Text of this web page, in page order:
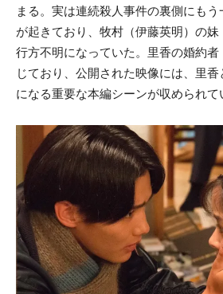
まる。実は連続殺人事件の裏側にも
が起きており、牧村（伊藤英明）の
行方不明になっていた。里香の婚約
じており、公開された映像には、里
になる重要な本編シーンが収められて